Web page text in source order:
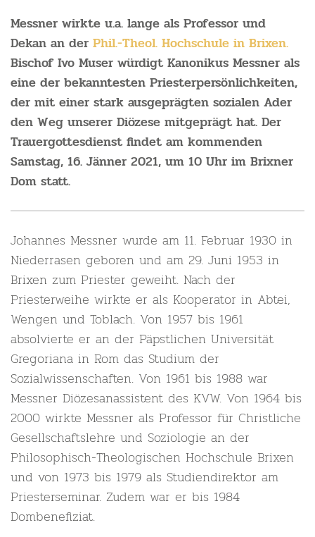
Messner wirkte u.a. lange als Professor und
Dekan an der Phil.-Theol. Hochschule in Brixen.
Bischof Ivo Muser würdigt Kanonikus Messner als
eine der bekanntesten Priesterpersönlichkeiten,
der mit einer stark ausgeprägten sozialen Ader
den Weg unserer Diözese mitgeprägt hat. Der
Trauergottesdienst findet am kommenden
Samstag, 16. Jänner 2021, um 10 Uhr im Brixner
Dom statt.
Johannes Messner wurde am 11. Februar 1930 in
Niederrasen geboren und am 29. Juni 1953 in
Brixen zum Priester geweiht. Nach der
Priesterweihe wirkte er als Kooperator in Abtei,
Wengen und Toblach. Von 1957 bis 1961
absolvierte er an der Päpstlichen Universität
Gregoriana in Rom das Studium der
Sozialwissenschaften. Von 1961 bis 1988 war
Messner Diözesanassistent des KVW. Von 1964 bis
2000 wirkte Messner als Professor für Christliche
Gesellschaftslehre und Soziologie an der
Philosophisch-Theologischen Hochschule Brixen
und von 1973 bis 1979 als Studiendirektor am
Priesterseminar. Zudem war er bis 1984
Dombenefiziat.